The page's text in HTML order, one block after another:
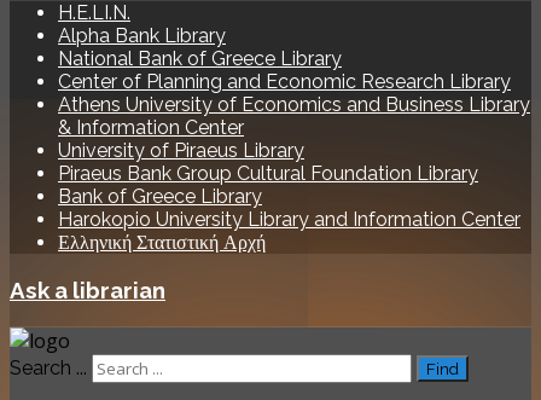
H.E.LI.N.
Alpha Bank Library
National Bank of Greece Library
Center of Planning and Economic Research Library
Athens University of Economics and Business Library
& Information Center
University of Piraeus Library
Piraeus Bank Group Cultural Foundation Library
Bank of Greece Library
Harokopio University Library and Information Center
Ελληνική Στατιστική Αρχή
Ask a librarian
Search ... Find